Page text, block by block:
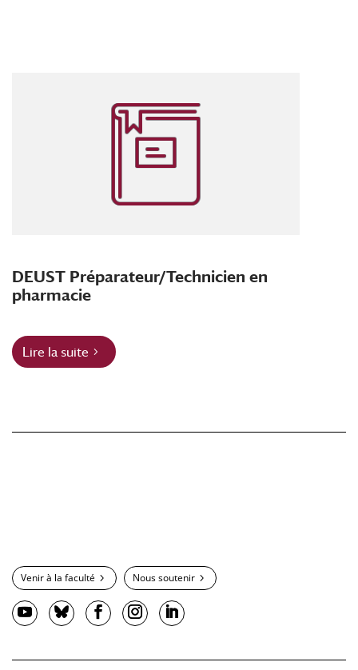
DEUST Préparateur/Technicien en
pharmacie
Lire la suite
Venir à la faculté Nous soutenir